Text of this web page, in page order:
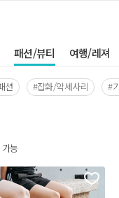
패션/뷰티 여행/레져
션 #잡화/악세사리 #
능